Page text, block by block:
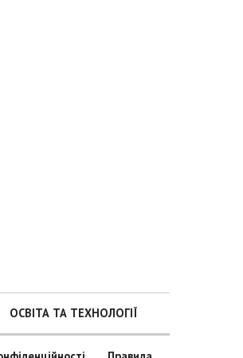
ОСВІТА ТА ТЕХНОЛОГІЇ